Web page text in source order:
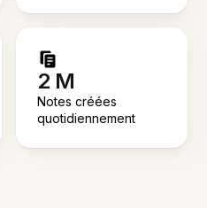
2 M
Notes créées
quotidiennement